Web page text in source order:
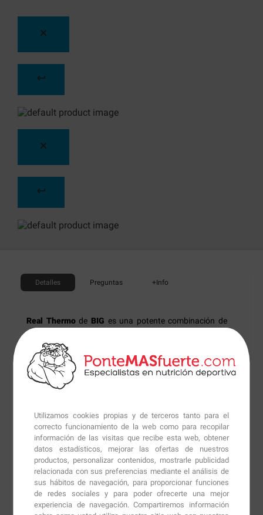
Utilizamos cookies propias y de terceros tanto para el
correcto funcionamiento de la web como para recopilar
información de las visitas que recibe esta web, obtener
datos estadísticos, mejorar las ofertas de nuestros
productos, personalizar contenidos, mostrarle publicidad
relacionada con sus preferencias mediante el análisis de
sus hábitos de navegación, para proporcionar funciones
de redes sociales y para poder ofrecerte una mejor
experiencia de navegación. Compartiremos información
Detalles Preguntas +Info
Real Thermode BIG es una potente combinación de
aumentando su movilización y su oxidación para que
así podamos mejorar nuestra composición corporal.
Entre sus ingredientes, cuya dosis está dividida en 2
La cafeína estimula el sistema nervioso central,
aumenta los niveles de dopamina y adrenalina,
aumenta el gasto energético y la termogénesis, facilita
la movilización de la grasa corporal y aumenta su
oxidación durante la actividad física.